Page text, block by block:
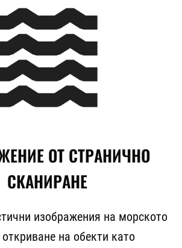
ОТ СТРАНИЧНО
СКАНИРАНЕ
изображения на морското
на обекти като